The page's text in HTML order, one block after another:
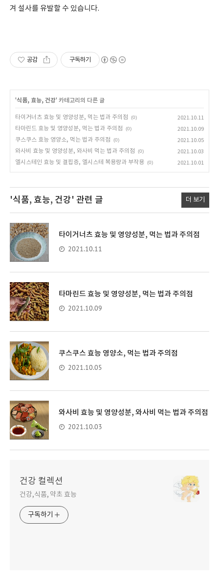
겨 설사를 유발할 수 있습니다.
공감 구독하기
'식품, 효능, 건강' 카테고리의 다른 글
타이거너츠 효능 및 영양성분, 먹는 법과 주의점 (0)
2021.10.11
타마린드 효능 및 영양성분, 먹는 법과 주의점
(0)
2021.10.09
쿠스쿠스 효능 영양소, 먹는 법과 주의점
(0)
2021.10.05
와사비 효능 및 영양성분, 와사비 먹는 법과 주의점
(0)
2021.10.03
엘시스테인 효능 및 결핍증, 엘시스테 복용량과 부작용 (0) 2021.10.01
'식품, 효능, 건강' 관련 글 더 보기
타이거너츠 효능 및 영양성분, 먹는 법과 주의점
2021.10.11
타마린드 효능 및 영양성분, 먹는 법과 주의점
2021.10.09
쿠스쿠스 효능 영양소, 먹는 법과 주의점
2021.10.05
와사비 효능 및 영양성분, 와사비 먹는 법과 주의점
2021.10.03
건강 컬렉션
건강,식품, 약초 효능
구독하기